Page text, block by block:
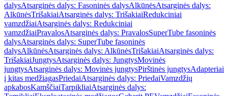
dalysAtsarginės dalys: Fasoninės dalysAlkūnėsAtsarginės dalys:
AlkūnėsTrišakiaiAtsarginės dalys: TrišakiaiRedukciniai
vamzdžiaiAtsarginės dalys: Redukciniai
vamzdžiaiPravalosAtsarginės dalys: PravalosSuperTube fasoninės
dalysAtsarginės dalys: SuperTube fasoninės
dalysAlkūnėsAtsarginės dalys: AlkūnėsTrišakiaiAtsarginės dalys:
TrišakiaiJungtysAtsarginės dalys: JungtysMovinės
jungtysAtsarginės dalys: Movinės jungtysPirštinės jungtysAdapteriai
į kitas medžiagasPriedaiAtsarginės dalys: PriedaiVamzdžių
apkabosKamščiaiTarpikliaiAtsarginės dalys: